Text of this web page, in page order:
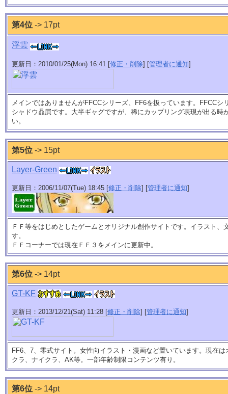
第4位 -> 17pt
浮雲
更新日：2010/01/25(Mon) 16:41 [修正・削除] [管理者に通知]
メインではありませんがFFCCシリーズ、FF6を扱っています。FFCCシ
シャドウ贔屓です。大半ギャグですが、稀にカップリング表現が出る時
い。
第5位 -> 15pt
Layer-Green
更新日：2006/11/07(Tue) 18:45 [修正・削除] [管理者に通知]
ＦＦ等をはじめとしたゲームとオリジナル創作サイトです。イラスト、
す。
ＦＦコーナーでは現在ＦＦ３をメインに更新中。
第6位 -> 14pt
GT-KF
更新日：2013/12/21(Sat) 11:28 [修正・削除] [管理者に通知]
FF6、7、零式サイト。女性向イラスト・漫画など置いています。現在
クラ、ナイクラ、AK等。一部年齢制限コンテンツ有り。
第6位 -> 14pt